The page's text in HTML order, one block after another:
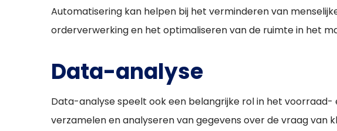
Automatisering kan helpen bij het verminderen van
orderverwerking en het optimaliseren van de ruimte in het
Data-analyse
Data-analyse speelt ook een belangrijke rol in het voorraad-
verzamelen en analyseren van gegevens over de vraag van